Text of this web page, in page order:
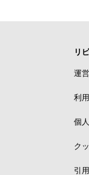
リ
運
利
個
ク
引